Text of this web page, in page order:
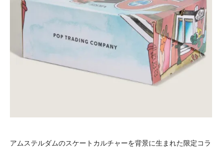
アムステルダムのスケートカルチャーを背景に生まれた限定コラ